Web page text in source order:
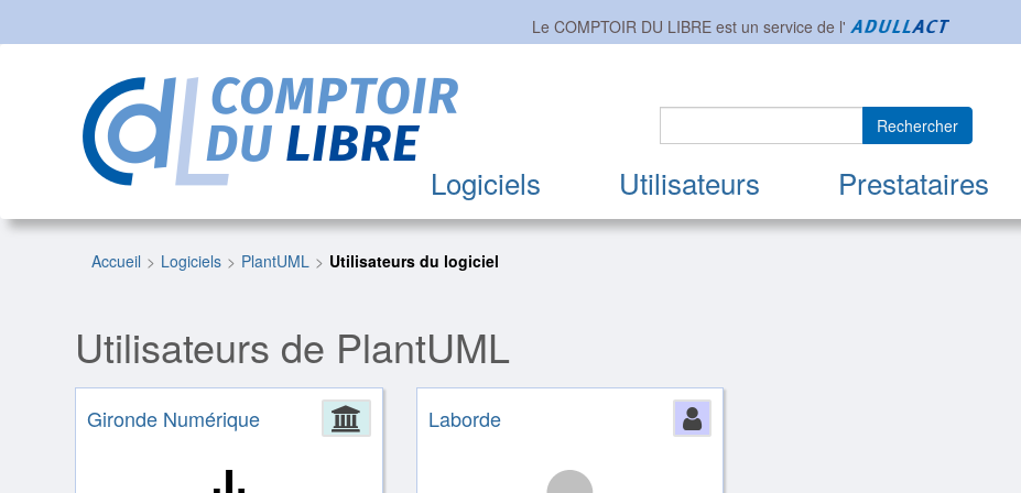
Le COMPTOIR DU LIBRE est un service de l'
Logiciels Utilisateurs Prestataires
Rechercher
Accueil Logiciels PlantUML Utilisateurs du logiciel
Utilisateurs de PlantUML
Administration
Gironde Numérique Person
Laborde